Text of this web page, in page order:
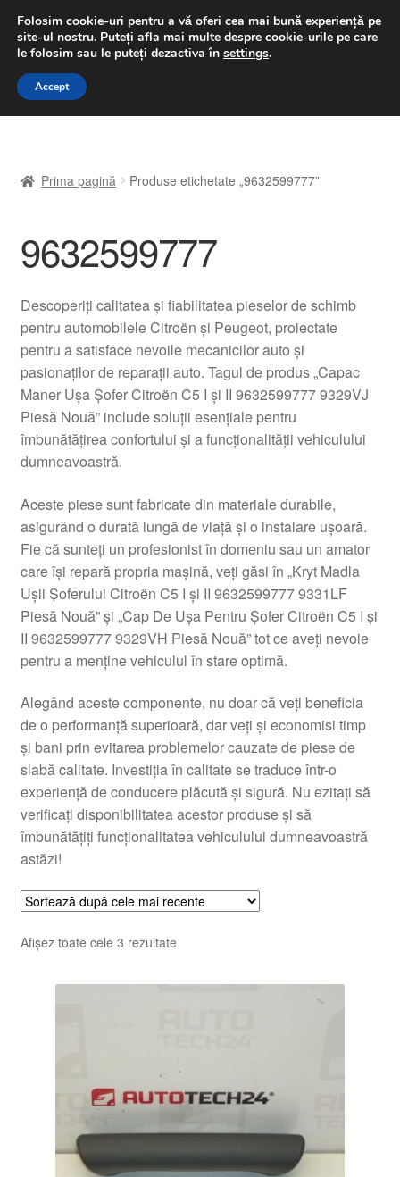
LIVRARE de la 33 lei
luni-vineri 9 a.m. - 4 p.m.031 229 6816
Sari
Sari
A lua legatura
Contul meu
Despre noi
Finalizare comandă
Livrare
Plângere
Plățile
Politică de confidențialitate
Procedura de reclamație
Termeni si conditii
Prima pagină Produse etichetate „9632599777”
9632599777
Descoperiți calitatea și fiabilitatea pieselor de schimb
pentru automobilele Citroën și Peugeot, proiectate
pentru a satisface nevoile mecanicilor auto și
pasionaților de reparații auto. Tagul de produs „Capac
Maner Ușa Șofer Citroën C5 I și II 9632599777 9329VJ
Piesă Nouă” include soluții esențiale pentru
îmbunătățirea confortului și a funcționalității vehiculului
dumneavoastră.
Aceste piese sunt fabricate din materiale durabile,
asigurând o durată lungă de viață și o instalare ușoară.
Fie că sunteți un profesionist în domeniu sau un amator
care își repară propria mașină, veți găsi în „Kryt Madla
Ușii Șoferului Citroën C5 I și II 9632599777 9331LF
Piesă Nouă” și „Cap De Ușa Pentru Șofer Citroën C5 I și
II 9632599777 9329VH Piesă Nouă” tot ce aveți nevoie
pentru a menține vehiculul în stare optimă.
Alegând aceste componente, nu doar că veți beneficia
de o performanță superioară, dar veți și economisi timp
și bani prin evitarea problemelor cauzate de piese de
slabă calitate. Investiția în calitate se traduce într-o
experiență de conducere plăcută și sigură. Nu ezitați să
verificați disponibilitatea acestor produse și să
îmbunătățiți funcționalitatea vehiculului dumneavoastră
astăzi!
Afișez toate cele 3 rezultateSortat
cele
Folosim cookie-uri pentru a vă oferi cea mai bună experiență pe
site-ul nostru. Puteți afla mai multe despre cookie-urile pe care
le folosim sau le puteți dezactiva în settings.
Accept